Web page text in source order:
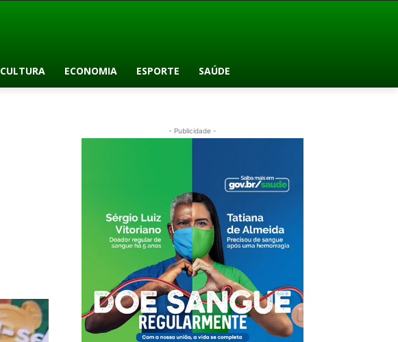
CULTURA ECONOMIA ESPORTE SAÚDE
- Publicidade -